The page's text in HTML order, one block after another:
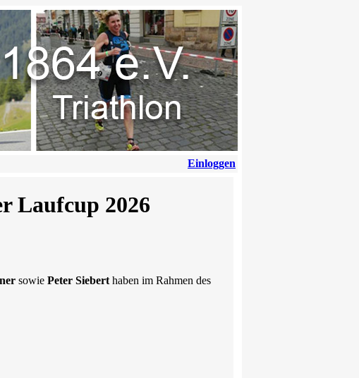
Einloggen
Laufcup 2026
sowie Peter Siebert haben im Rahmen des